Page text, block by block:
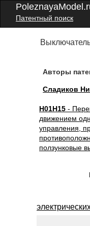
Патентный поиск
Авторы
Сладиков
H01H15 -
движением
управления,
ползунковые